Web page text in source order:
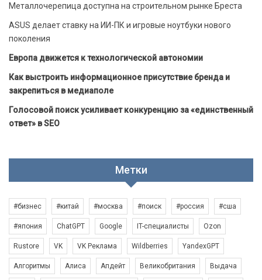
Металлочерепица доступна на строительном рынке Бреста
ASUS делает ставку на ИИ-ПК и игровые ноутбуки нового
поколения
Европа движется к технологической автономии
Как выстроить информационное присутствие бренда и
закрепиться в медиаполе
Голосовой поиск усиливает конкуренцию за «единственный
ответ» в SEO
Метки
#бизнес #китай #москва #поиск #россия #сша
#япония ChatGPT Google IT-специалисты Ozon
Rustore VK VK Реклама Wildberries YandexGPT
Алгоритмы Алиса Апдейт Великобритания Выдача